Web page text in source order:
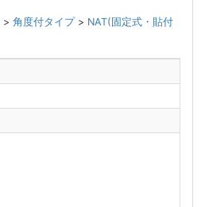
> 角度付タイプ > NAT(固定式・貼付